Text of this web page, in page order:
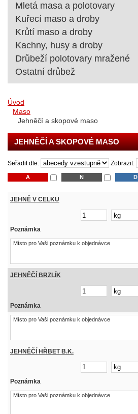
Úvod
Maso
Jehněčí a skopové maso
JEHNĚČÍ A SKOPOVÉ MASO
Seřadit dle: Zobrazit:
A N D
JEHNĚ V CELKU
Poznámka
JEHNĚČÍ BRZLÍK
Poznámka
JEHNĚČÍ HŘBET B.K.
Poznámka
Mletá masa a polotovary
Kuřecí maso a droby
Krůtí maso a droby
Kachny, husy a droby
Drůbeží polotovary mražené
Ostatní drůbež